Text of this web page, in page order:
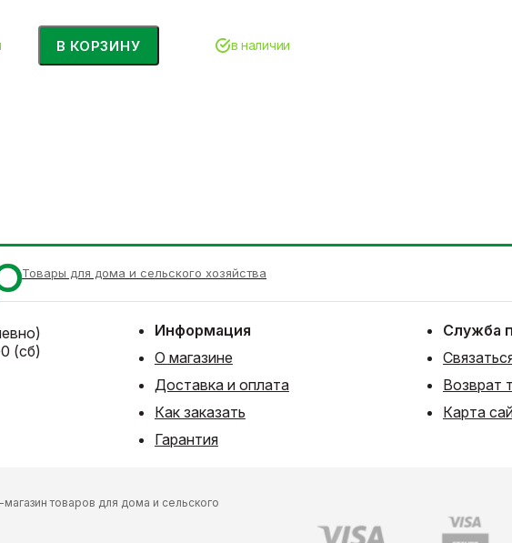
В КОРЗИНУ в наличии
Товары для дома и сельского хозяйства
(сб)
Информация
О магазине
Доставка и оплата
Как заказать
Гарантия
Служба
Возврат
Карта
товаров для дома и сельского